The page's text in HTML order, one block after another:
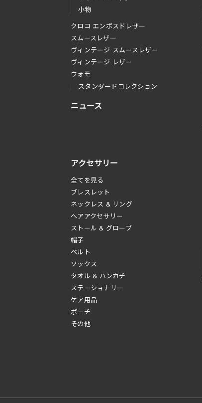
小物
クロコ エンボスドレザー
スムースレザー
ヴィンテージ スムースレザー
ヴィンテージ レザー
ウォモ
スタンダードコレクション
ニュース
アクセサリー
全てを見る
ブレスレット
ネックレス & リング
へアアクセサリー
ストール & グローブ
帽子
ベルト
ソックス
タオル & ハンカチ
ステーショナリー
ケア用品
ポーチ
その他